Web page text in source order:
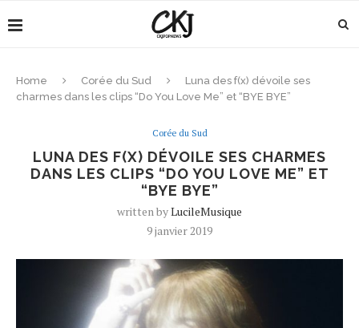
Home Corée du Sud
Luna des f(x) dévoile ses
charmes dans les clips “Do You Love Me” et “BYE BYE”
Corée du Sud
LUNA DES F(X) DÉVOILE SES CHARMES
DANS LES CLIPS “DO YOU LOVE ME” ET
“BYE BYE”
written byLucileMusique
9 janvier 2019